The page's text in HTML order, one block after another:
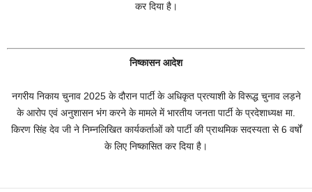
कर दिया है।
निष्कासन आदेश
नगरीय निकाय चुनाव 2025 के दौरान पार्टी के अधिकृत प्रत्याशी के विरूद्ध चुनाव लड़ने
के आरोप एवं अनुशासन भंग करने के मामले में भारतीय जनता पार्टी के प्रदेशाध्यक्ष मा.
किरण सिंह देव जी ने निम्नलिखित कार्यकर्ताओं को पार्टी की प्राथमिक सदस्यता से 6 वर्षों
के लिए निष्कासित कर दिया है।